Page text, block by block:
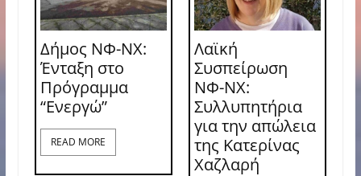
Δήμος ΝΦ-ΝΧ:
Ένταξη στο
Πρόγραμμα
“Ενεργώ”
READ MORE
Λαϊκή
Συσπείρωση
ΝΦ-ΝΧ:
Συλλυπητήρια
για την απώλεια
της Κατερίνας
Χαζλαρή